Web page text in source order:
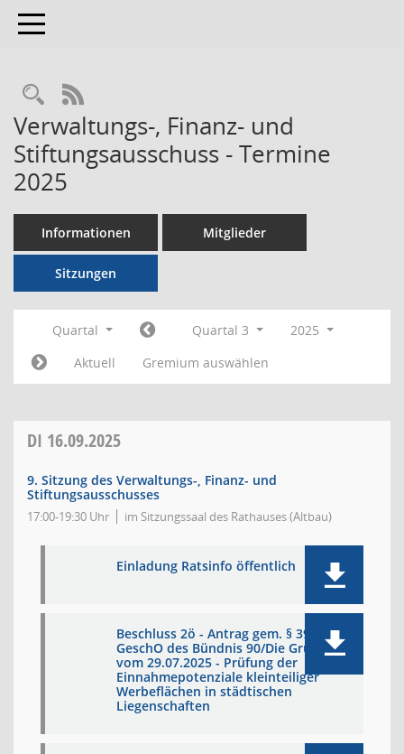
Toggle navigation
RSS-Feed
Verwaltungs-, Finanz- und
Stiftungsausschuss - Termine
2025
Informationen Mitglieder
Sitzungen
Quartal Quartal 3
2025
Aktuell
Gremium auswählen
DI 16.09.2025
9. Sitzung des Verwaltungs-, Finanz- und
Stiftungsausschusses
17:00-19:30 Uhr im Sitzungssaal des Rathauses (Altbau)
Einladung Ratsinfo öffentlich
Beschluss 2ö - Antrag gem. § 39
GeschO des Bündnis 90/Die Grünen
vom 29.07.2025 - Prüfung der
Einnahmepotenziale kleinteiliger
Werbeflächen in städtischen
Liegenschaften